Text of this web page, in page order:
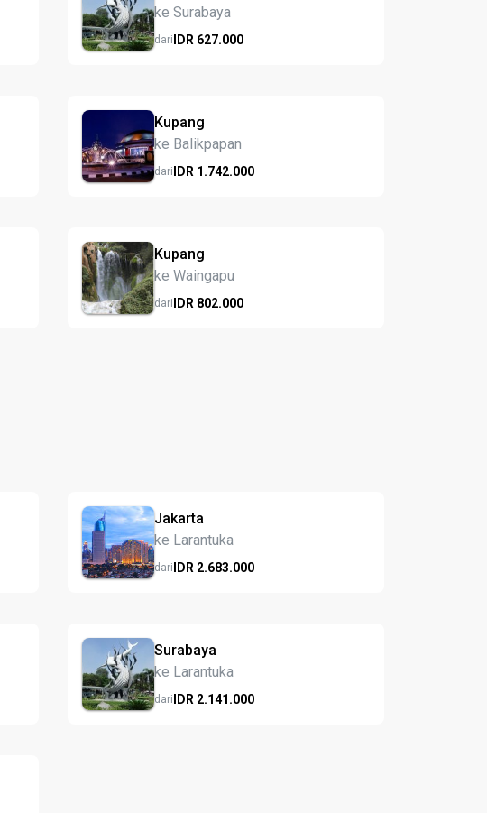
ke Surabaya
dariIDR 627.000
Kupang
ke Balikpapan
dariIDR 1.742.000
Kupang
ke Waingapu
dariIDR 802.000
Jakarta
ke Larantuka
dariIDR 2.683.000
Surabaya
ke Larantuka
dariIDR 2.141.000